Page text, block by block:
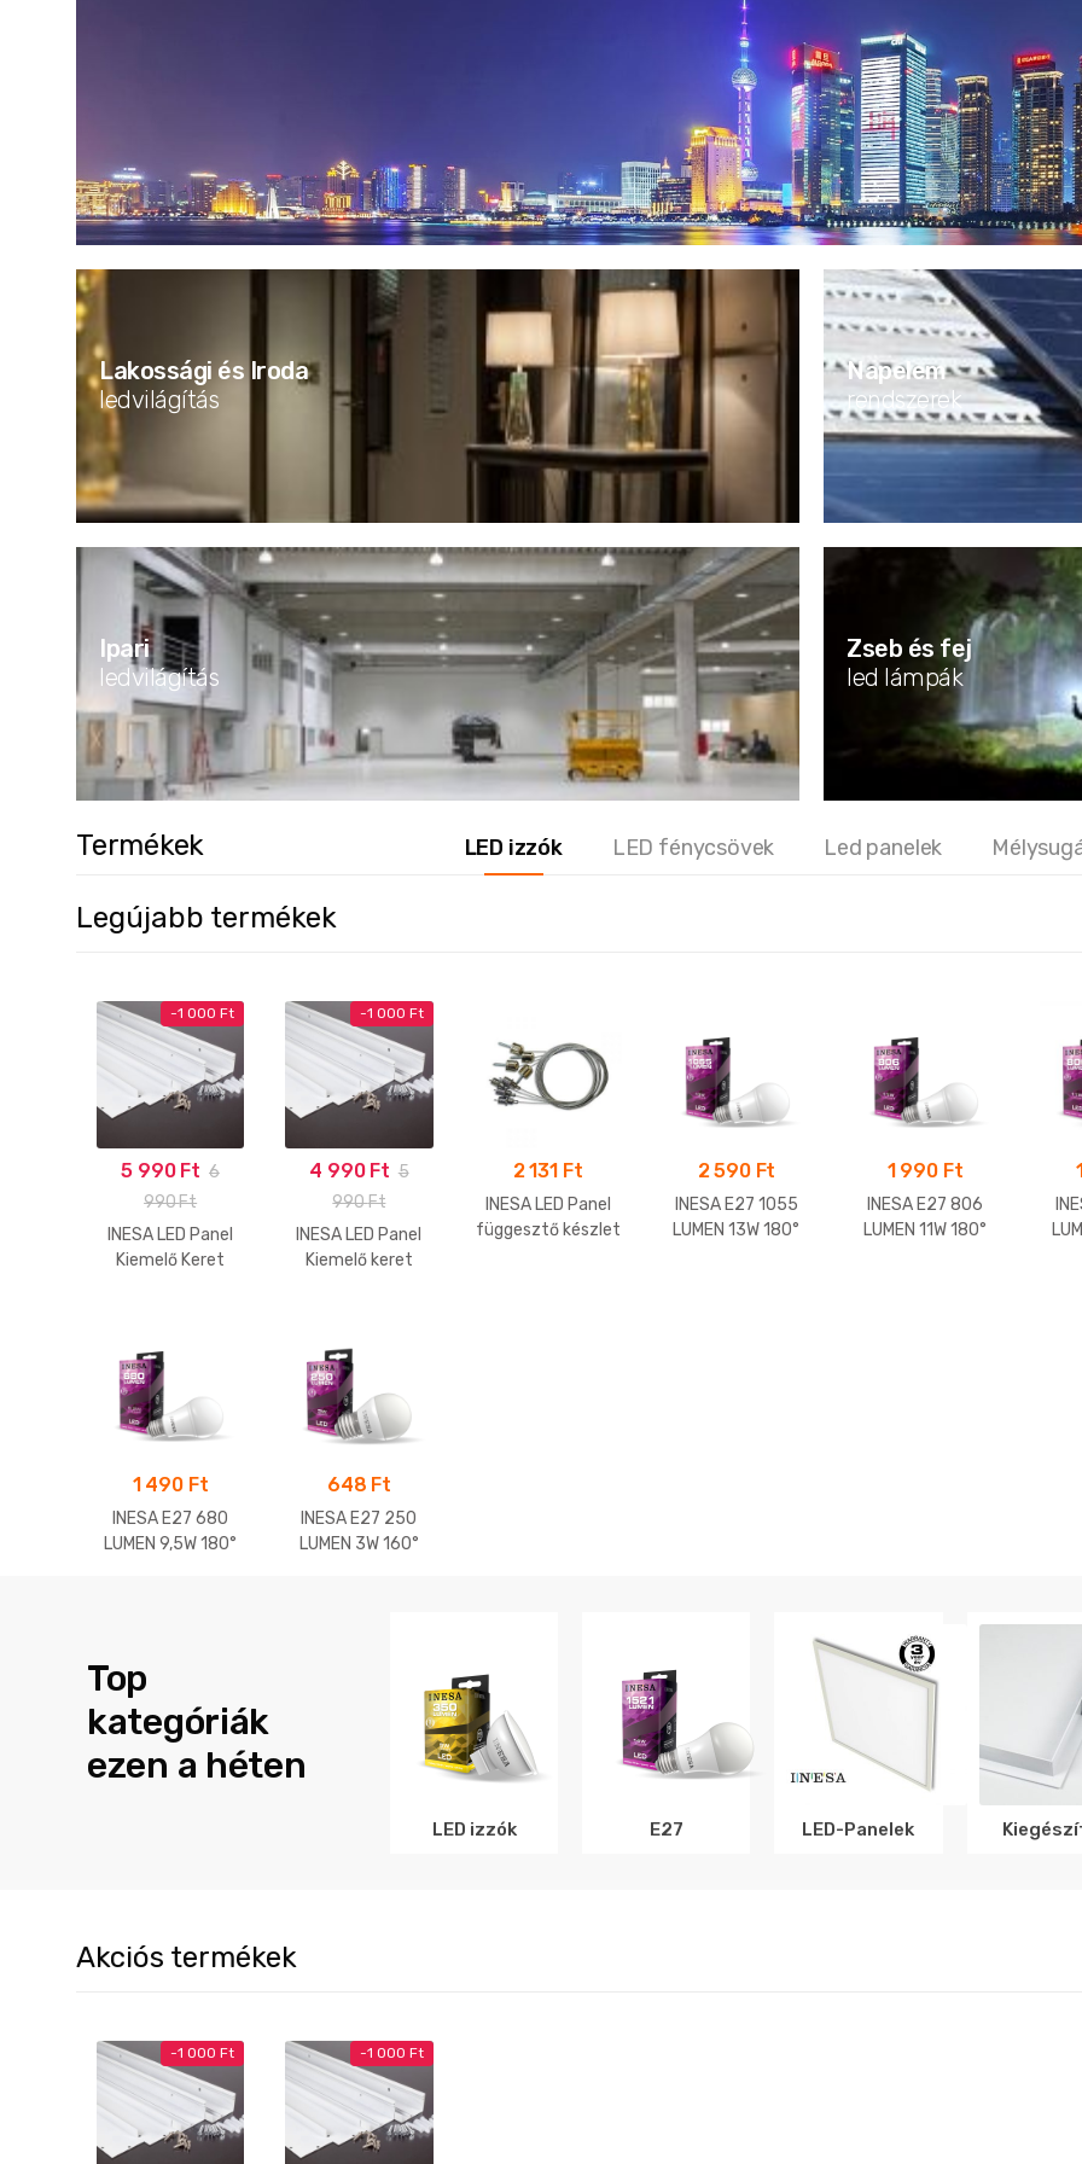
Lakossági és Iroda
ledvilágítás
Ipari
ledvilágítás
Napelem
rendszerek
Zseb és fej
led lámpák
Termékek LED izzók LED fénycsövek Led panelek
Legújabb termékek
-1 000Ft
5 990 Ft 6
990Ft
INESA LED Panel
Kiemelő Keret
-1 000 Ft
4 990 Ft 5
990Ft
INESA LED Panel
Kiemelő keret
2 131 Ft
INESA LED Panel
függesztő készlet
2 590 Ft
INESA E27 1055
LUMEN 13W 180°
1 990 Ft
INESA E27 806
LUMEN 11W 180°
1 490 Ft
INESA E27 680
LUMEN 9,5W 180°
648 Ft
INESA E27 250
LUMEN 3W 160°
Top
kategóriák
ezen a héten
LED izzók E27 LED-Panelek
Akciós termékek
-1 000Ft -1 000 Ft